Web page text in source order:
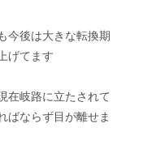
今後は大きな転換期
げてます
在岐路に立たされて
ばならず目が離せま